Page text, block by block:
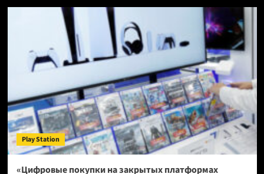
Звезда
сериала
«Очень
странные
дела»
Милли
Браун
оказалась
поклонницей
Grand
Theft
Auto
Play Station
«Цифровые покупки на закрытых платформах